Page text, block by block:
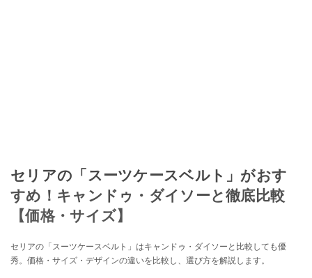
セリアの「スーツケースベルト」がおす
すめ！キャンドゥ・ダイソーと徹底比較
【価格・サイズ】
セリアの「スーツケースベルト」はキャンドゥ・ダイソーと比較しても優
秀。価格・サイズ・デザインの違いを比較し、選び方を解説します。